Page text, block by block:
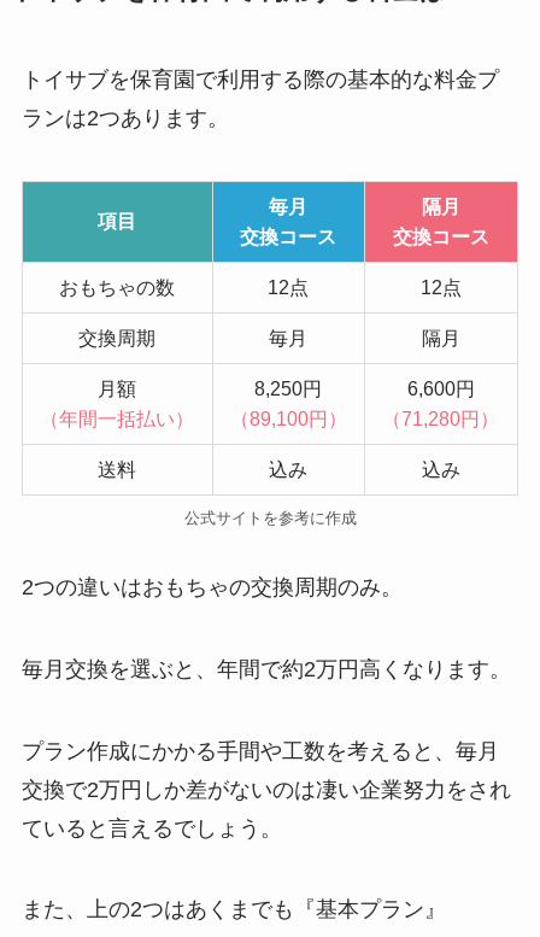
トイサブを保育園で利用する際の基本的な料金プ
ランは2つあります。
項目
毎月
交換コース
隔月
交換コース
おもちゃの数 12点 12点
交換周期 毎月 隔月
月額
（年間一括払い）
8,250円
（89,100円）
6,600円
（71,280円）
送料 込み 込み
公式サイトを参考に作成
2つの違いはおもちゃの交換周期のみ。
毎月交換を選ぶと、年間で約2万円高くなります。
プラン作成にかかる手間や工数を考えると、毎月
交換で2万円しか差がないのは凄い企業努力をされ
ていると言えるでしょう。
また、上の2つはあくまでも『基本プラン』